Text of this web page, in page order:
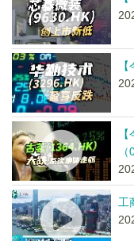
工